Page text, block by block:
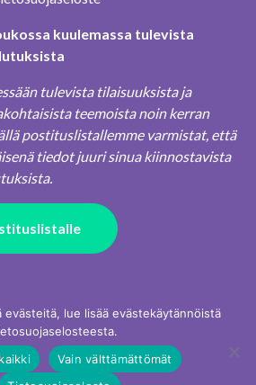
kuulemassa tulevista
tulevista tilaisuuksista ja
teemoista noin kerran
postituslistallemme varmistat, että
tiedot juuri sinua kiinnostavista
evästeitä, lue lisää evästekäytännöistä
Vain välttämättömät